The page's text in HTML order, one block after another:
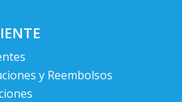
y Reembolsos